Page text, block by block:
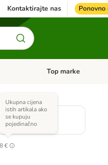
Kontaktirajte nas
Pregled kategorija: +
Top marke
€
Ukupna cijena
istih artikala ako
se kupuju
pojedinačno